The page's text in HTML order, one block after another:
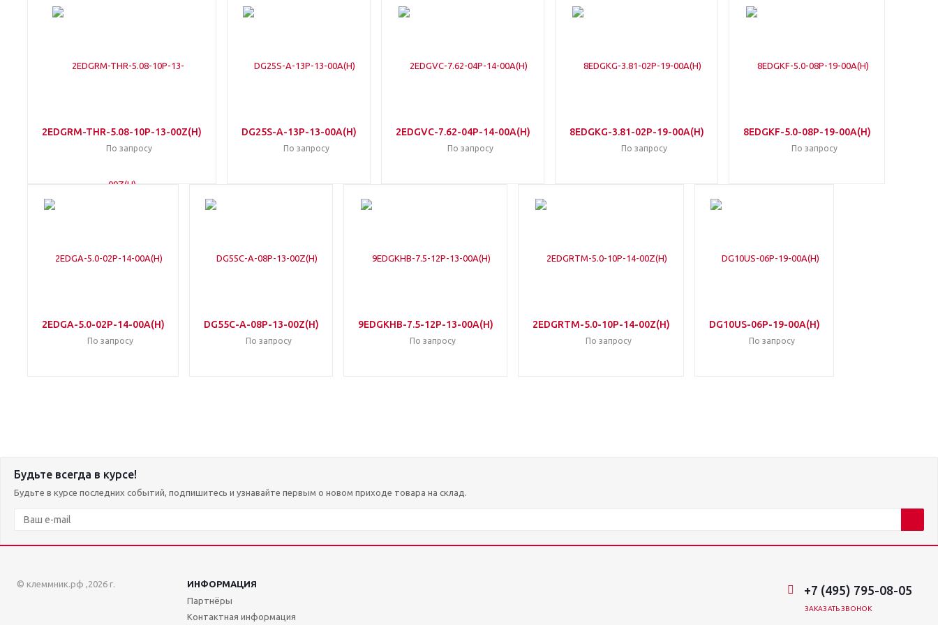
2EDGRM-THR-5.08-10P-13-00Z(H)
По запросу
DG25S-A-13P-13-00A(H)
По запросу
2EDGVC-7.62-04P-14-00A(H)
По запросу
8EDGKG-3.81-02P-19-00A(H)
По запросу
8EDGKF-5.0-08P-19-00A(H)
По запросу
2EDGA-5.0-02P-14-00A(H)
По запросу
DG55C-A-08P-13-00Z(H)
По запросу
9EDGKHB-7.5-12P-13-00A(H)
По запросу
2EDGRTM-5.0-10P-14-00Z(H)
По запросу
DG10US-06P-19-00A(H)
По запросу
Будьте всегда в курсе!
Будьте в курсе последних событий, подпишитесь и узнавайте первым о новом приходе товара на склад.
© клеммник.рф ,2026 г.
ИНФОРМАЦИЯ
Партнёры
Контактная информация
+7 (495) 795-08-05
ЗАКАЗАТЬ ЗВОНОК